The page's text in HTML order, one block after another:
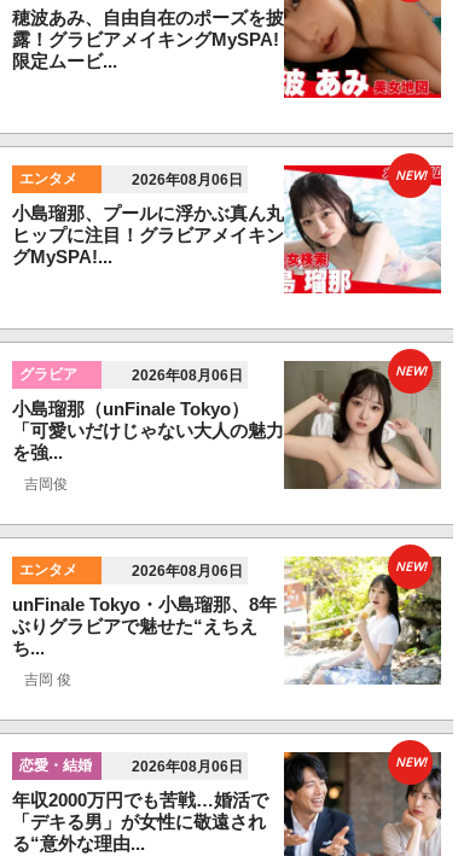
穂波あみ、自由自在のポーズを披
露！グラビアメイキングMySPA!
限定ムービ...
エンタメ 2026年08月06日
小島瑠那、プールに浮かぶ真ん丸
ヒップに注目！グラビアメイキン
グMySPA!...
NEW!
グラビア 2026年08月06日
小島瑠那（unFinale Tokyo）
「可愛いだけじゃない大人の魅力
を強...
吉岡俊
NEW!
エンタメ 2026年08月06日
unFinale Tokyo・小島瑠那、8年
ぶりグラビアで魅せた“えちえ
ち...
吉岡 俊
NEW!
恋愛・結婚 2026年08月06日
年収2000万円でも苦戦…婚活で
「デキる男」が女性に敬遠され
る“意外な理由...
NEW!